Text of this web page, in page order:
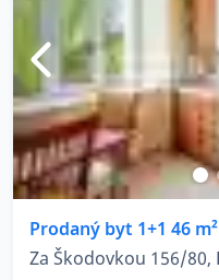
Prodaný byt 1+1 46 m²